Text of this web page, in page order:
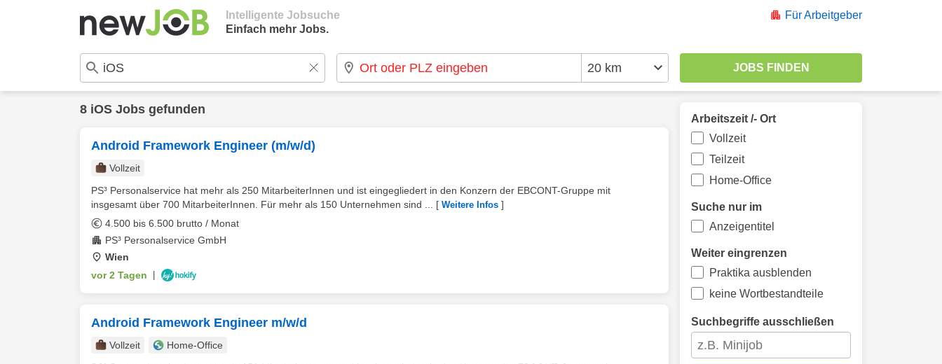
Intelligente Jobsuche
Einfach mehr Jobs.
Für Arbeitgeber
8 iOS Jobs gefunden
Android Framework Engineer (m/w/d)
Vollzeit
PS³ Personalservice hat mehr als 250 MitarbeiterInnen und ist eingegliedert in den Konzern der EBCONT-Gruppe mit
insgesamt über 700 MitarbeiterInnen. Für mehr als 150 Unternehmen sind ...
[ Weitere Infos ]
4.500 bis 6.500 brutto / Monat
PS³ Personalservice GmbH
Wien
vor 2 Tagen
Android Framework Engineer m/w/d
Vollzeit
Home-Office
Arbeitszeit /- Ort
Vollzeit
Teilzeit
Home-Office
Suche nur im
Anzeigentitel
Weiter eingrenzen
Praktika ausblenden
keine Wortbestandteile
Suchbegriffe ausschließen